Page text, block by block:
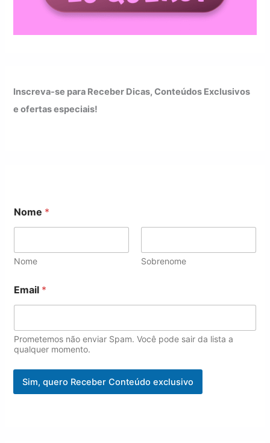
Inscreva-se para Receber Dicas, Conteúdos Exclusivos
e ofertas especiais!
N
o
e
E
a
i
l
Nome *
Nome Sobrenome
Email *
Prometemos não enviar Spam. Você pode sair da lista a
qualquer momento.
Sim, quero Receber Conteúdo exclusivo